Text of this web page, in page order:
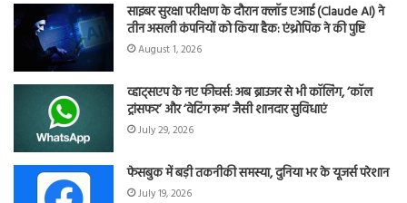
साइबर सुरक्षा परीक्षण के दौरान क्लॉड एआई (Claude AI) ने
तीन असली कंपनियों को किया हैक: एंथ्रोपिक ने की पुष्टि
August 1, 2026
व्हाट्सएप के नए फीचर्स: अब ब्राउजर से भी कॉलिंग, ‘कॉल
ट्रांसफर’ और ‘वेटिंग रूम’ जैसी शानदार सुविधाएं
July 29, 2026
फेसबुक में बड़ी तकनीकी समस्या, दुनिया भर के यूजर्स परेशान
July 19, 2026